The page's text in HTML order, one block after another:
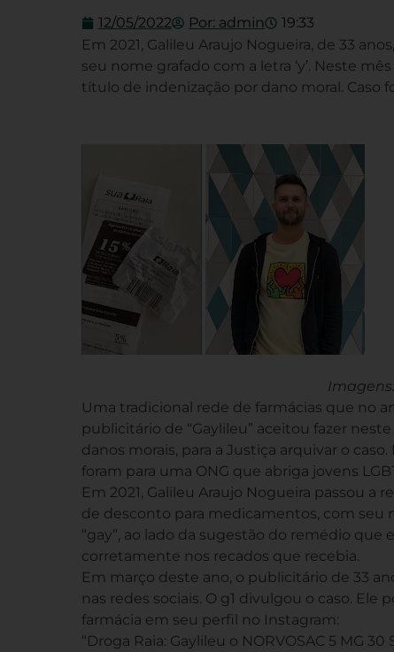
12/05/2022 Por: admin
19:33
Em 2021, Galileu Araujo Nogueira, de 33
seu nome grafado com a letra ‘y’. Neste
título de indenização por dano moral. Caso
Uma tradicional rede de farmácias que no
publicitário de “Gaylileu” aceitou fazer
danos morais, para a Justiça arquivar o
foram para uma ONG que abriga jovens
Em 2021, Galileu Araujo Nogueira passou a
de desconto para medicamentos, com seu
“gay”, ao lado da sugestão do remédio que
corretamente nos recados que recebia.
Em março deste ano, o publicitário de 33
nas redes sociais. O g1 divulgou o caso.
farmácia em seu perfil no Instagram:
“Droga Raia: Gaylileu o NORVOSAC 5 MG